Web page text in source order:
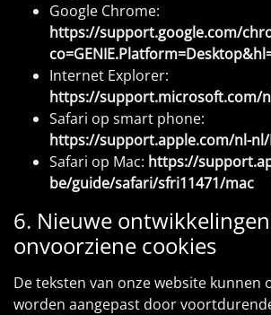
Google Chrome:
https://support.google.com/
Internet Explorer:
https://support.microsoft.com/
Safari op smart phone:
https://support.apple.com/nl-nl/
Safari op Mac: https://
be/guide/safari/sfri11471/mac
6. Nieuwe
onvoorziene cookies
De teksten van onze website kunnen
worden aangepast door